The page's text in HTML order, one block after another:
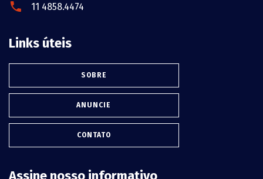
11 4858.4474
Links úteis
SOBRE
ANUNCIE
CONTATO
Assine nosso informativo